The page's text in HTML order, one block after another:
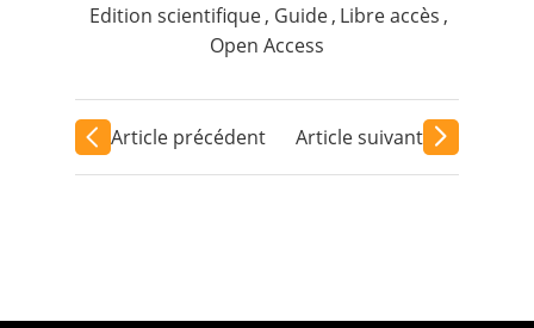
Edition scientifique, Guide , Libre accès ,
Open Access
Article précédent Article suivant